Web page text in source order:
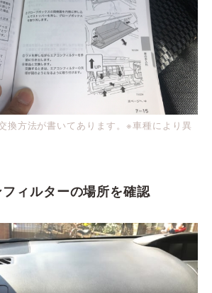
換方法が書いてあります。※車種により異
ィルターの場所を確認